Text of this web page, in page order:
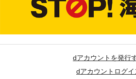
dアカウントを発行
dアカウントログイ